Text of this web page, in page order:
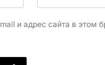
и адрес сайта в этом